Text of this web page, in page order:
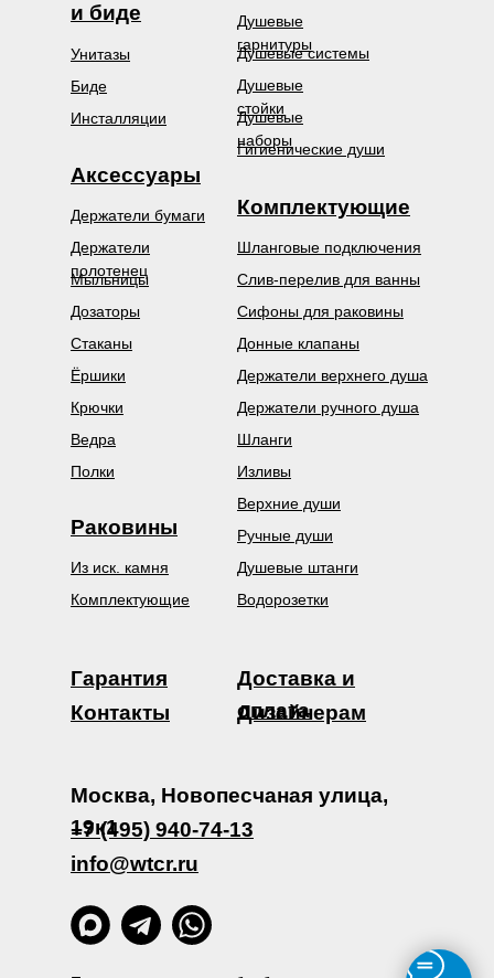
Душевые
гарнитуры
Душевые системы
Гигиенические души
Аксессуары
Держатели бумаги
Держатели
полотенец
Мыльницы
Раковины
Из иск. камня
Комплектующие
Комплектующие
Шланговые подключения
Слив-перелив для ванны
Сифоны для раковины
Донные клапаны
Дизайнерам
Доставка и
оплата
Гарантия
Контакты
Душевые
стойки
Душевые
наборы
Дозаторы
Держатели верхнего душа
Инсталляции
Биде
Унитазы
и биде
Стаканы
Ёршики
Крючки
Ведра
Полки
Держатели ручного душа
Шланги
Изливы
Верхние души
Ручные души
Москва, Новопесчаная улица,
19к1
info@wtcr.ru
+7 (495) 940-74-13
Душевые штанги
Водорозетки